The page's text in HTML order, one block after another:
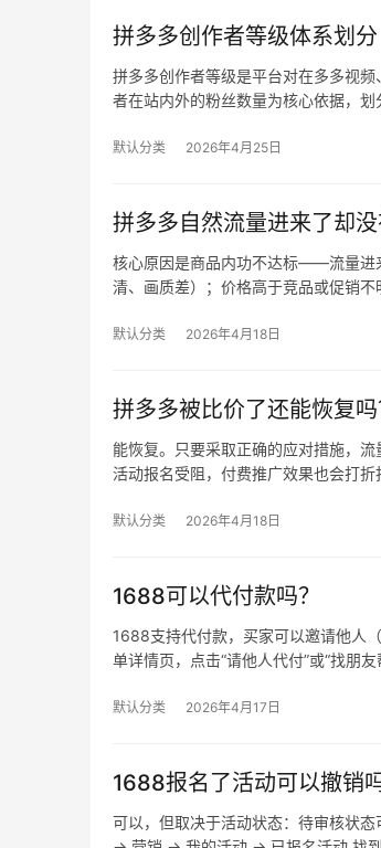
拼多多创作者等级体系划分
拼多多创作者等级是平台对在多多视
者在站内外的粉丝数量为核心依据，
默认分类 2026年4月25日
拼多多自然流量进来了却
核心原因是商品内功不达标——流量进
清、画质差）；价格高于竞品或促销
默认分类 2026年4月18日
拼多多被比价了还能恢复吗
能恢复。只要采取正确的应对措施，
活动报名受阻，付费推广效果也会打
默认分类 2026年4月18日
1688可以代付款吗？
1688支持代付款，买家可以邀请他人
单详情页，点击“请他人代付”或“找朋
默认分类 2026年4月17日
1688报名了活动可以撤销吗
可以，但取决于活动状态：待审核状